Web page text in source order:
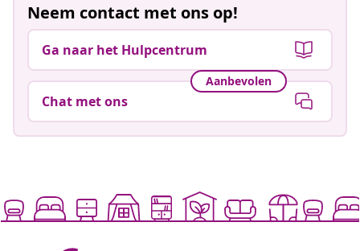
Neem contact met ons op!
Ga naar het Hulpcentrum
Aanbevolen
Chat met ons